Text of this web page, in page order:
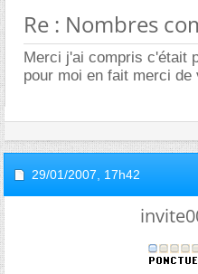
Re : Nombres
Merci j'ai compris c'était
pour moi en fait merci de
29/01/2007, 17h42